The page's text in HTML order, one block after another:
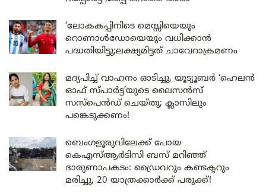
‘ലോകകപ്പിനിടെ മെസ്സിയെയും
റൊണാൾഡോയെയും വധിക്കാൻ
പദ്ധതിയിട്ടു;ലക്ഷ്യമിട്ടത് ചാവേറാക്രമണം
മദ്യപിച്ച് വാഹനം ഓടിച്ചു, യൂട്യൂബർ ‘ഹെലൻ
ഓഫ് സ്പാർട്ട’യുടെ ലൈസൻസ്
സസ്പെൻഡ് ചെയ്തു; ക്ലാസിലും
പങ്കെടുക്കണം!
ബെംഗളൂരുവിലേക്ക് പോയ
കെഎസ്ആർടിസി ബസ് മറിഞ്ഞ്
ദാരുണാപകടം: ഡ്രൈവറും കണ്ടക്ടറും
മരിച്ചു, 20 യാത്രക്കാർക്ക് പരുക്ക്!